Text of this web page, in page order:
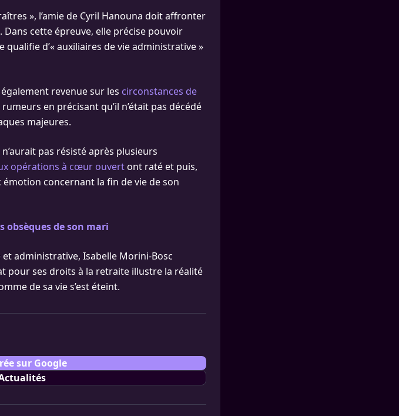
», l’amie de Cyril Hanouna doit affronter
Dans cette épreuve, elle précise pouvoir
qualifie d’« auxiliaires de vie administrative »
revenue sur les circonstances de
en précisant qu’il n’était pas décédé
majeures.
pas résisté après plusieurs
opérations à cœur ouvert ont raté et puis,
émotion concernant la fin de vie de son
obsèques de son mari
administrative, Isabelle Morini-Bosc
pour ses droits à la retraite illustre la réalité
de sa vie s’est éteint.
sur Google